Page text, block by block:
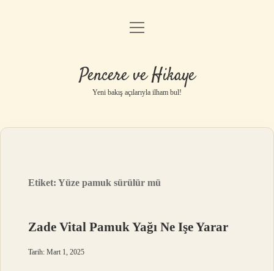
Anasayfa
Yasal Uyarı
menüyü
Pencere ve Hikaye
Yeni bakış açılarıyla ilham bul!
Etiket:Yüze pamuk sürülür mü
Zade Vital Pamuk Yağı Ne Işe Yarar
Tarih: Mart 1, 2025